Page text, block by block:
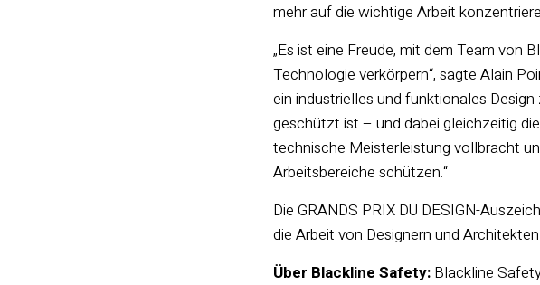
mehr auf die wichtige Arbeit
„Es ist eine Freude, mit dem Team von
Technologie verkörpern“, sagte Alain
ein industrielles und funktionales
geschützt ist – und dabei gleichzeitig
technische Meisterleistung vollbracht
Arbeitsbereiche schützen.“
Die GRANDS PRIX DU DESIGN-
die Arbeit von Designern und
Über Blackline Safety: Blackline